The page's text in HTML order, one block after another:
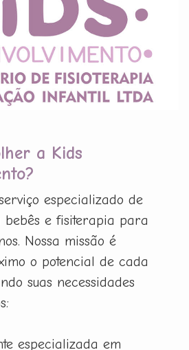
a Kids
especializado de
e fisiterapia para
Nossa missão é
o potencial de cada
suas necessidades
especializada em